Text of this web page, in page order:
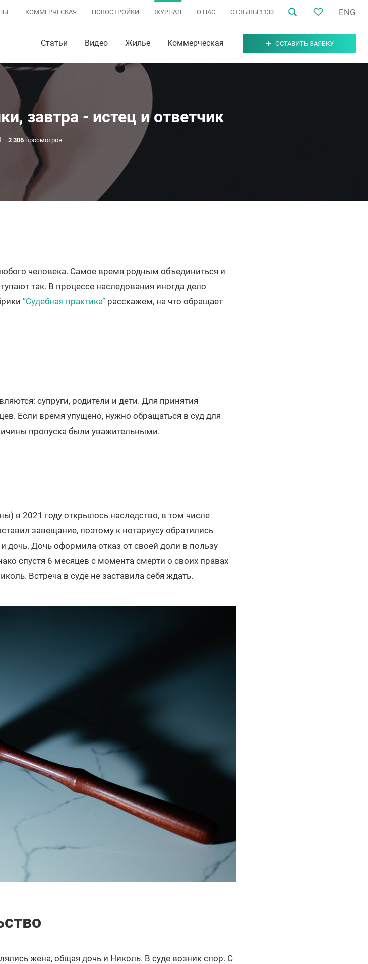
КОММЕРЧЕСКАЯ НОВОСТРОЙКИ ЖУРНАЛ О НАС ОТЗЫВЫ 1133 ENG
Статьи Видео Жилье Коммерческая ОСТАВИТЬ ЗАЯВКУ
завтра - истец и ответчик
2 306 просмотров
человека. Самое время родным объединиться и
так. В процессе наследования иногда дело
“Судебная практика” расскажем, на что обращает
супруги, родители и дети. Для принятия
Если время упущено, нужно обращаться в суд для
пропуска были уважительными.
в 2021 году открылось наследство, в том числе
завещание, поэтому к нотариусу обратились
дочь. Дочь оформила отказ от своей доли в пользу
спустя 6 месяцев с момента смерти о своих правах
Встреча в суде не заставила себя ждать.
жена, общая дочь и Николь. В суде возник спор. С